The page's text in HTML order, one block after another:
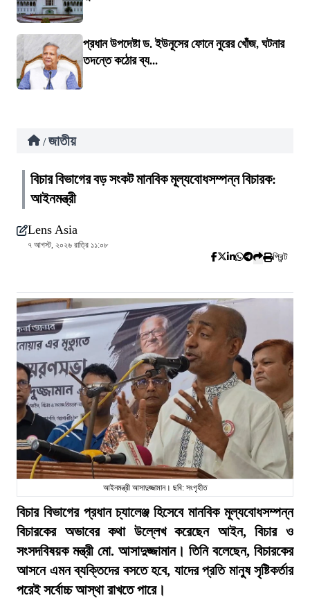
প্রধান উপদেষ্টা ড. ইউনূসের ফোনে নুরের খোঁজ, ঘটনার
তদন্তে কঠোর ব্য...
/ জাতীয়
বিচার বিভাগের বড় সংকট মানবিক মূল্যবোধসম্পন্ন বিচারক:
আইনমন্ত্রী
Lens Asia
৭ আগস্ট, ২০২৬ রাত্রি ১১:০৮
প্রিন্ট
আইনমন্ত্রী আসাদুজ্জামান। ছবি: সংগৃহীত
বিচার বিভাগের প্রধান চ্যালেঞ্জ হিসেবে মানবিক মূল্যবোধসম্পন্ন
বিচারকের অভাবের কথা উল্লেখ করেছেন আইন, বিচার ও
সংসদবিষয়ক মন্ত্রী মো. আসাদুজ্জামান। তিনি বলেছেন, বিচারকের
আসনে এমন ব্যক্তিদের বসতে হবে, যাদের প্রতি মানুষ সৃষ্টিকর্তার
পরেই সর্বোচ্চ আস্থা রাখতে পারে।